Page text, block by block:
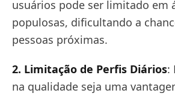
usuários pode ser limitado em
populosas, dificultando a
pessoas próximas.
2. Limitação de Perfis Diários:
na qualidade seja uma